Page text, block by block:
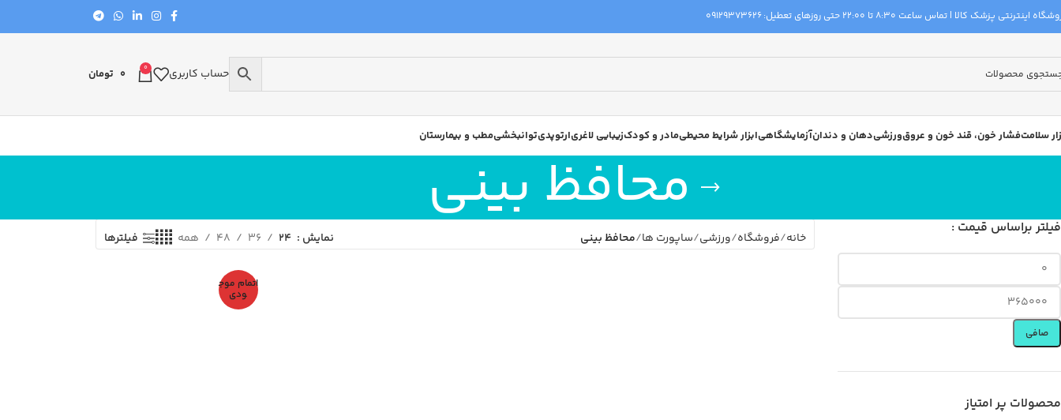
اینترنتی پزشک کالا | تماس ساعت 8:30 تا 22:00 حتی روزهای تعطیل: 09129373626
حساب کاربری 0
0 تومان
سلامتفشار خون، قند خون و عروقورزشیدهان و دندانآزمایشگاهیابزار شرایط محیطیمادر و کودکزیبایی لاغریارتوپدیتوانبخشیمطب و بیمارستان
محافظ بینی فیلتر براساس قیمت :
صافی
محصولات پر امتیاز
خانه فروشگاه ورزشی ساپورت ها محافظ بینی نمایش 24
36
48 همه فیلترها
اتمام موج
ودی